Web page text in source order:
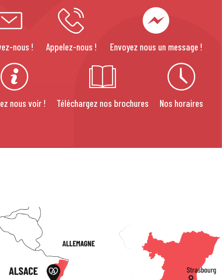
nous ! Appelez-nous ! Envoyez nous un message !
nous voir ! Téléchargez nos brochures Nos horaires